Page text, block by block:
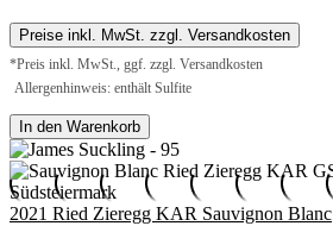
Preise inkl. MwSt. zzgl. Versandkosten
*Preis inkl. MwSt., ggf. zzgl. Versandkosten
Allergenhinweis: enthält Sulfite
In den Warenkorb
2021 Ried Zieregg KAR Sauvignon Blanc